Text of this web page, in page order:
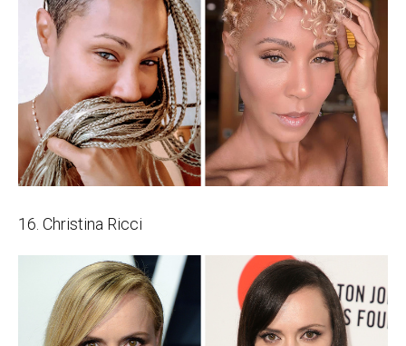
16. Christina Ricci